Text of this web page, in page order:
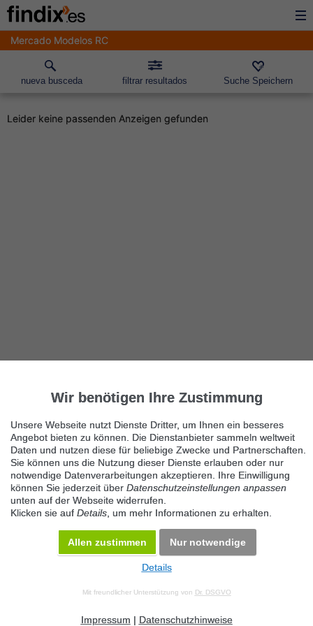
Mercado Modelos RC
nueva busceda filtrar resultados Suche Speichern
Leider keine passenden Anzeigen gefunden
Datenschutz Impressum Kontakt Datenschutz anpassen Desktop Version
Wir benötigen Ihre Zustimmung
Unsere Webseite nutzt Dienste Dritter, um Ihnen ein besseres
Angebot bieten zu können. Die Dienstanbieter sammeln weltweit
Daten und nutzen diese für beliebige Zwecke und Partnerschaften.
Sie können uns die Nutzung dieser Dienste erlauben oder nur
notwendige Datenverarbeitungen akzeptieren. Ihre Einwilligung
können Sie jederzeit über Datenschutzeinstellungen anpassen
unten auf der Webseite widerrufen.
Klicken sie auf Details , um mehr Informationen zu erhalten.
Allen zustimmen Nur notwendige
Details
Mit freundlicher Unterstützung von Dr. DSGVO
Impressum | Datenschutzhinweise